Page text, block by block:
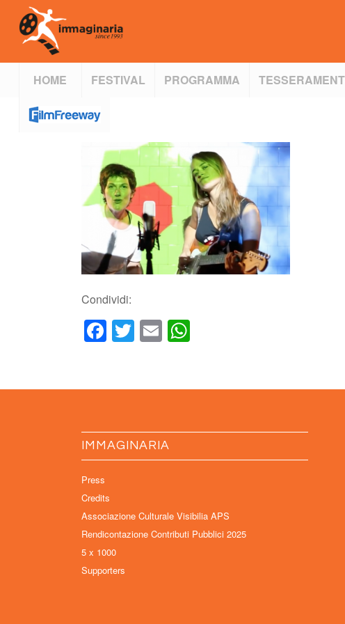
HOME FESTIVAL PROGRAMMA
Condividi:
Facebook
Twitter
Email
IMMAGINARIA
Press
Credits
Associazione Culturale Visibilia APS
Rendicontazione Contributi Pubblici 2025
5 x 1000
Supporters